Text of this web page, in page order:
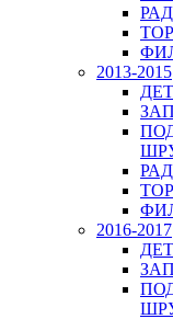
2013-2015
2016-2017